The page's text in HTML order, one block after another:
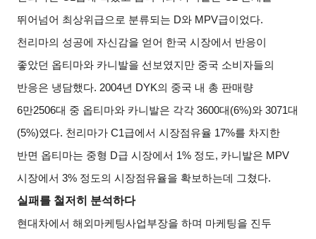
뛰어넘어 최상위급으로 분류되는 D와 MPV급이었다.
천리마의 성공에 자신감을 얻어 한국 시장에서 반응이
좋았던 옵티마와 카니발을 선보였지만 중국 소비자들의
반응은 냉담했다. 2004년 DYK의 중국 내 총 판매량
6만2506대 중 옵티마와 카니발은 각각 3600대 (6%)와 3071대
(5%)였다. 천리마가 C1급에서 시장점유율 17%를 차지한
반면 옵티마는 중형 D급 시장에서 1% 정도, 카니발은 MPV
시장에서 3% 정도의 시장점유율을 확보하는데 그쳤다.
실패를 철저히 분석하다
현대차에서 해외마케팅사업부장을 하며 마케팅을 진두